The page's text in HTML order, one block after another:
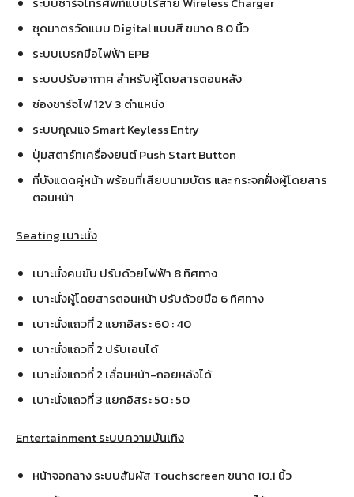
ชุดมาตรวัดแบบ Digital แบบสี ขนาด 8.0 นิ้ว
ระบบเบรกมือไฟฟ้า EPB
ระบบปรับอากาศ สำหรับผู้โดยสารตอนหลัง
ช่องชาร์จไฟ 12V 3 ตำแหน่ง
ระบบกุญแจ Smart Keyless Entry
ปุ่มสตาร์ทเครื่องยนต์ Push Start Button
ที่บังแดดคู่หน้า พร้อมที่เสียบนามบัตร และ กระจกฝั่งผู้โดยสาร
ตอนหน้า
Seating เบาะนั่ง
เบาะนั่งคนขับ ปรับด้วยไฟฟ้า 8 ทิศทาง
เบาะนั่งผู้โดยสารตอนหน้า ปรับด้วยมือ 6 ทิศทาง
เบาะนั่งแถวที่ 2 แยกอิสระ 60 : 40
เบาะนั่งแถวที่ 2 ปรับเอนได้
เบาะนั่งแถวที่ 2 เลื่อนหน้า-ถอยหลังได้
เบาะนั่งแถวที่ 3 แยกอิสระ 50 : 50
Entertainment ระบบความบันเทิง
หน้าจอกลาง ระบบสัมผัส Touchscreen ขนาด 10.1 นิ้ว